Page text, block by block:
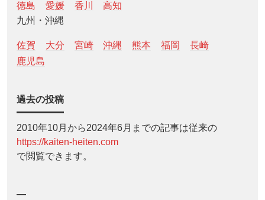
徳島 愛媛 香川
高知
九州・沖縄
佐賀 大分 宮崎 沖縄 熊本 福岡
長崎
鹿児島
過去の投稿
2010年10月から2024年6月までの記事は従来の
https://kaiten-heiten.com
で閲覧できます。
—